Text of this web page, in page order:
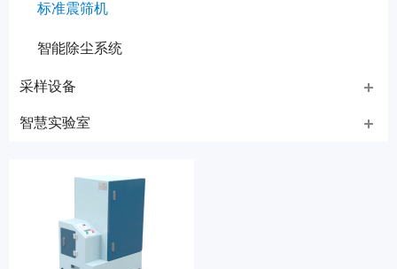
标准震筛机
智能除尘系统
采样设备
智慧实验室